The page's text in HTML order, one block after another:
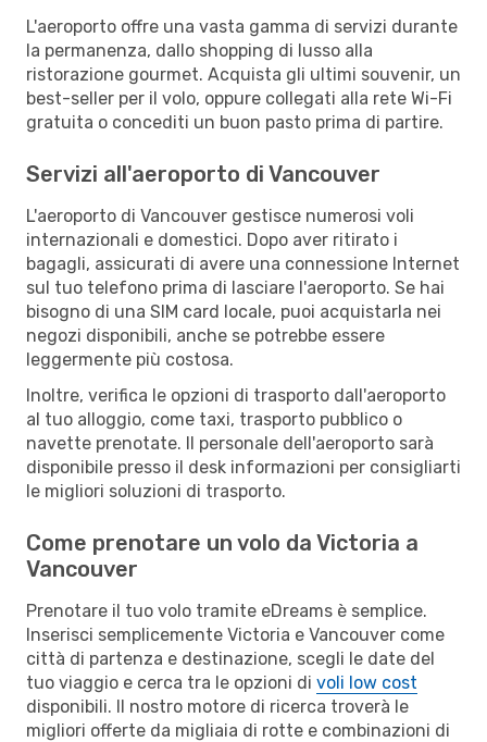
L'aeroporto offre una vasta gamma di servizi durante
la permanenza, dallo shopping di lusso alla
ristorazione gourmet. Acquista gli ultimi souvenir, un
best-seller per il volo, oppure collegati alla rete Wi-Fi
gratuita o concediti un buon pasto prima di partire.
Servizi all'aeroporto di Vancouver
L'aeroporto di Vancouver gestisce numerosi voli
internazionali e domestici. Dopo aver ritirato i
bagagli, assicurati di avere una connessione Internet
sul tuo telefono prima di lasciare l'aeroporto. Se hai
bisogno di una SIM card locale, puoi acquistarla nei
negozi disponibili, anche se potrebbe essere
leggermente più costosa.
Inoltre, verifica le opzioni di trasporto dall'aeroporto
al tuo alloggio, come taxi, trasporto pubblico o
navette prenotate. Il personale dell'aeroporto sarà
disponibile presso il desk informazioni per consigliarti
le migliori soluzioni di trasporto.
Come prenotare un volo da Victoria a
Vancouver
Prenotare il tuo volo tramite eDreams è semplice.
Inserisci semplicemente Victoria e Vancouver come
città di partenza e destinazione, scegli le date del
tuo viaggio e cerca tra le opzioni di voli low cost
disponibili. Il nostro motore di ricerca troverà le
migliori offerte da migliaia di rotte e combinazioni di